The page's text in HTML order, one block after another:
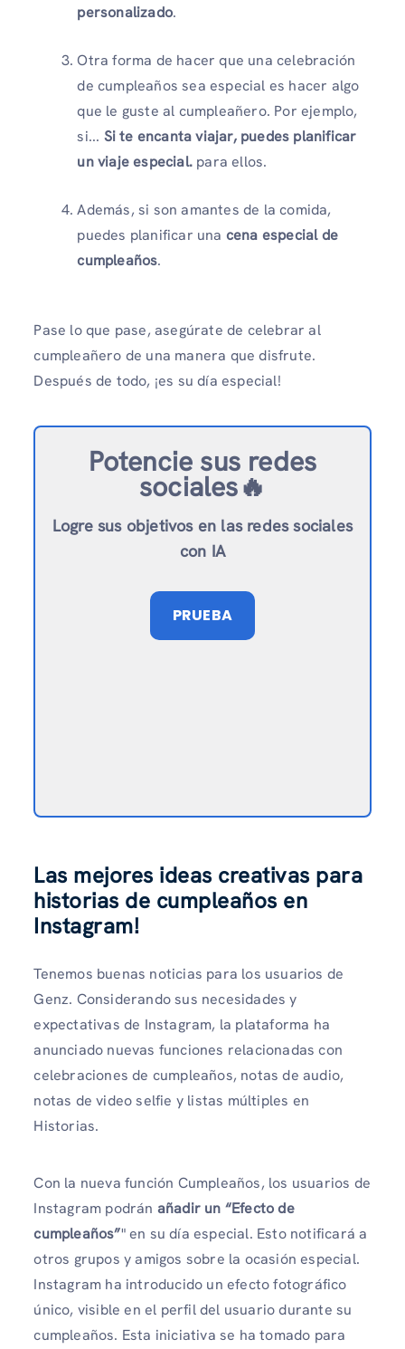
personalizado.
Otra forma de hacer que una celebración
de cumpleaños sea especial es hacer algo
que le guste al cumpleañero. Por ejemplo,
si... Si te encanta viajar, puedes planificar
un viaje especial. para ellos.
Además, si son amantes de la comida,
puedes planificar una cena especial de
cumpleaños.
Pase lo que pase, asegúrate de celebrar al
cumpleañero de una manera que disfrute.
Después de todo, ¡es su día especial!
Potencie sus redes
sociales🔥
Logre sus objetivos en las redes sociales
con IA
PRUEBA
Las mejores ideas creativas para
historias de cumpleaños en
Instagram!
Tenemos buenas noticias para los usuarios de
Genz. Considerando sus necesidades y
expectativas de Instagram, la plataforma ha
anunciado nuevas funciones relacionadas con
celebraciones de cumpleaños, notas de audio,
notas de video selfie y listas múltiples en
Historias.
Con la nueva función Cumpleaños, los usuarios de
Instagram podrán añadir un “Efecto de
cumpleaños”" en su día especial. Esto notificará a
otros grupos y amigos sobre la ocasión especial.
Instagram ha introducido un efecto fotográfico
único, visible en el perfil del usuario durante su
cumpleaños. Esta iniciativa se ha tomado para